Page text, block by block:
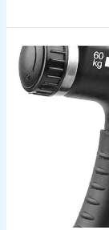
Comment
bien
choisir